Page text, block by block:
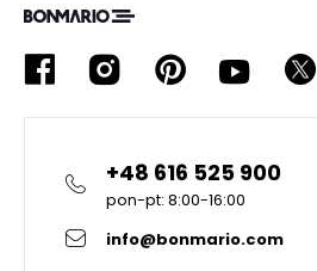
+48 616 525 900
pon-pt: 8:00-16:00
info@bonmario.com